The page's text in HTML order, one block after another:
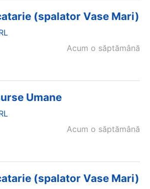
(spalator Vase Mari)
Acum o săptămână
Umane
Acum o săptămână
(spalator Vase Mari)